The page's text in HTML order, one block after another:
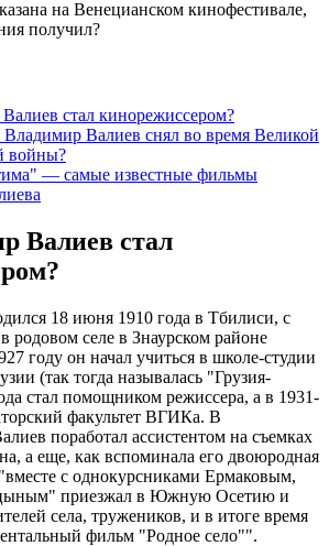
на Венецианском кинофестивале,
получил?
стал кинорежиссером?
Валиев снял во время Великой
войны?
— самые известные фильмы
Валиев стал
18 июня 1910 года в Тбилиси, с
родовом селе в Знаурском районе
году он начал учиться в школе-студии
(так тогда называлась "Грузия-
стал помощником режиссера, а в 1931-
факультет ВГИКа. В
поработал ассистентом на съемках
а еще, как вспоминала его двоюродная
с однокурсниками Ермаковым,
приезжал в Южную Осетию и
села, тружеников, и в итоге время
фильм "Родное село"".